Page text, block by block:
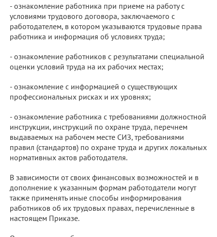
- ознакомление работника при приеме на работу с
условиями трудового договора, заключаемого с
работодателем, в котором указываются трудовые права
работника и информация об условиях труда;
- ознакомление работников с результатами специальной
оценки условий труда на их рабочих местах;
- ознакомление с информацией о существующих
профессиональных рисках и их уровнях;
- ознакомление работника с требованиями должностной
инструкции, инструкций по охране труда, перечнем
выдаваемых на рабочем месте СИЗ, требованиями
правил (стандартов) по охране труда и других локальных
нормативных актов работодателя.
В зависимости от своих финансовых возможностей и в
дополнение к указанным формам работодатели могут
также применять иные способы информирования
работников об их трудовых правах, перечисленные в
настоящем Приказе.